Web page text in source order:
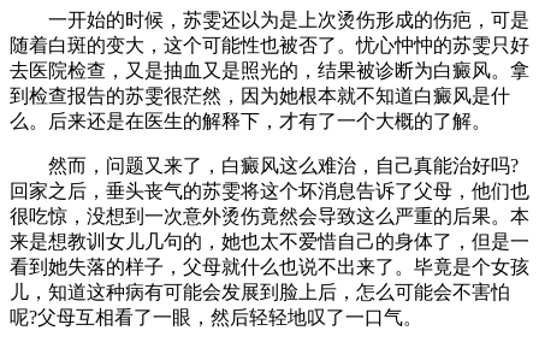
一开始的时候，苏雯还以为是上次烫伤形成的伤疤，可是
随着白斑的变大，这个可能性也被否了。忧心忡忡的苏雯只好
去医院检查，又是抽血又是照光的，结果被诊断为白癜风。拿
到检查报告的苏雯很茫然，因为她根本就不知道白癜风是什
么。后来还是在医生的解释下，才有了一个大概的了解。
然而，问题又来了，白癜风这么难治，自己真能治好吗?
回家之后，垂头丧气的苏雯将这个坏消息告诉了父母，他们也
很吃惊，没想到一次意外烫伤竟然会导致这么严重的后果。本
来是想教训女儿几句的，她也太不爱惜自己的身体了，但是一
看到她失落的样子，父母就什么也说不出来了。毕竟是个女孩
儿，知道这种病有可能会发展到脸上后，怎么可能会不害怕
呢?父母互相看了一眼，然后轻轻地叹了一口气。